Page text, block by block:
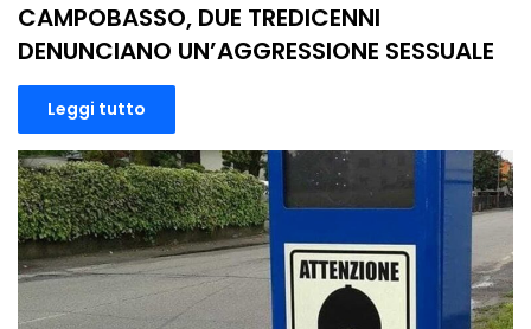
CAMPOBASSO, DUE TREDICENNI
DENUNCIANO UN’AGGRESSIONE SESSUALE
Leggi tutto